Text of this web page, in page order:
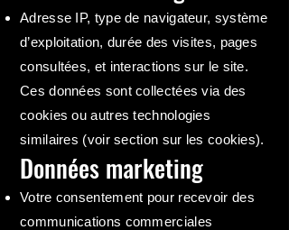
Adresse IP, type de navigateur, système
d’exploitation, durée des visites, pages
consultées, et interactions sur le site.
Ces données sont collectées via des
cookies ou autres technologies
similaires (voir section sur les cookies).
Données marketing
Votre consentement pour recevoir des
communications commerciales